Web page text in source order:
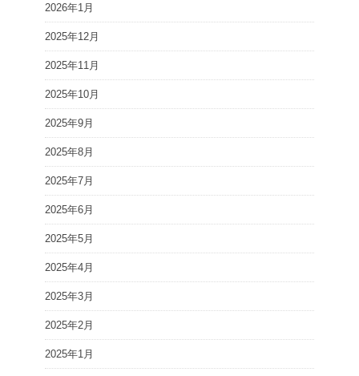
2026年1月
2025年12月
2025年11月
2025年10月
2025年9月
2025年8月
2025年7月
2025年6月
2025年5月
2025年4月
2025年3月
2025年2月
2025年1月